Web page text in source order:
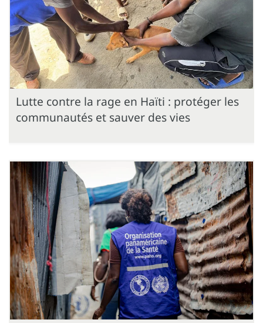
Lutte contre la rage en Haïti : protéger les
communautés et sauver des vies